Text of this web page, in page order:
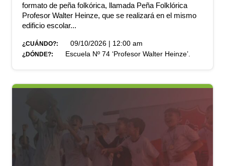
formato de peña folkórica, llamada Peña Folklórica
Profesor Walter Heinze, que se realizará en el mismo
edificio escolar...
¿CUÁNDO?: 09/10/2026 | 12:00 am
¿DÓNDE?: Escuela Nº 74 ‘Profesor Walter Heinze’.